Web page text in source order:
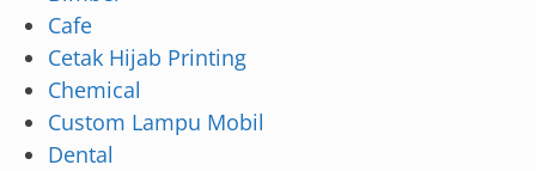
Cafe
Cetak Hijab Printing
Chemical
Custom Lampu Mobil
Dental